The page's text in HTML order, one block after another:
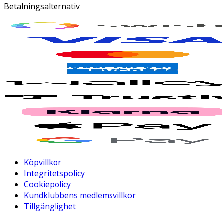
Betalningsalternativ
Köpvillkor
Integritetspolicy
Cookiepolicy
Kundklubbens medlemsvillkor
Tillgänglighet